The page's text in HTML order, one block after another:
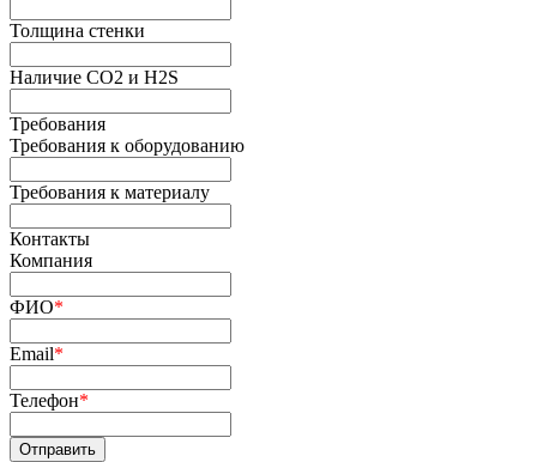
Толщина стенки
Наличие СО2 и H2S
Требования
Требования к оборудованию
Требования к материалу
Контакты
Компания
ФИО*
Email*
Телефон*